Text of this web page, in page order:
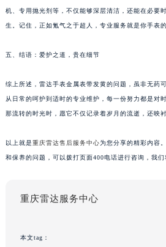
机、专用抛光剂等，不仅能够深层清洁，还能在必要
生。记住，正如氪气之于超人，专业服务就是你手表的
五、结语：爱护之道，贵在细节
综上所述，雷达手表金属表带发黄的问题，虽非无药
从日常的呵护到适时的专业维护，每一份努力都是对
那流转的时光时，愿它不仅记录着岁月的流逝，还映
以上就是重庆雷达售后服务中心为您分享的精彩内容
和保养的问题，可以拨打页面400电话进行咨询，我们
重庆雷达服务中心
本文tag：